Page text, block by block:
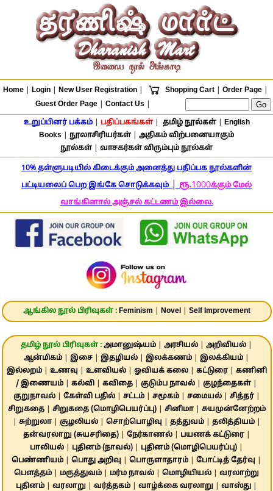
Home Login New User Registration Shopping Cart Order Page
Guest Order Page| Contact Us
உறுப்பினர் பக்கம்| பதிப்பகங்கள்| தமிழ் நூல்கள்| English
Books
நூலாசிரியர்கள்| அதிகம் விற்பனையாகும்
நூல்கள்| வாசகர்கள் விரும்பும் நூல்கள்
10% தள்ளுபடியில் கிடைக்கும் அனைத்து பதிப்பக நூல்களின்
பட்டியலைப் பெற இங்கே சொடுக்கவும்|ரூ.1000க்கும் மேல்
வாங்கினால் அஞ்சல் கட்டணம் இல்லை.
ஆங்கில நூல் பிரிவுகள் : Feminism Novel| Self Improvement
தமிழ் நூல் பிரிவுகள் : அமானுஷ்யம் அரசியல் அறிவியல்
ஆன்மிகம்
இசை இதழியல் இலக்கணம் இலக்கியம்
இல்லறம்| உணவு உளவியல்| ஓவியக் கலை| கட்டுரை| கணினி
/ இணையம்
கல்வி கவிதை குடும்ப நாவல் குழந்தைகள்|
குறுநாவல்| கேள்வி பதில்| சட்டம்| சமூகம்| சமையல்| சித்தர்|
சிறுகதை| சிறுகதை (மொழிபெயர்ப்பு)| சினிமா| சுயமுன்னேற்றம்
சுற்றுலா| சூழலியல்| சொற்பொழிவு தத்துவம்| தலித்தியம்|
தன்வரலாறு (சுயசரிதை)| நேர்காணல்| பயணக் கட்டுரை|
பாலியல்
புதினம் (நாவல்) புதினம் (மொழிபெயர்ப்பு)
பெண்ணியம்
பொது அறிவு பொருளாதாரம் போட்டித் தேர்வு
பௌத்தம்
மருத்துவம் மர்ம நாவல் மொழியியல்
வரலாற்று
புதினம்
வரலாறு வர்த்தகம் வாழ்க்கை வரலாறு வாஸ்து